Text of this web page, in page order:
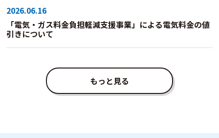
2026.06.16
「電気・ガス料金負担軽減支援事業」による電気料金の値
引きについて
もっと見る